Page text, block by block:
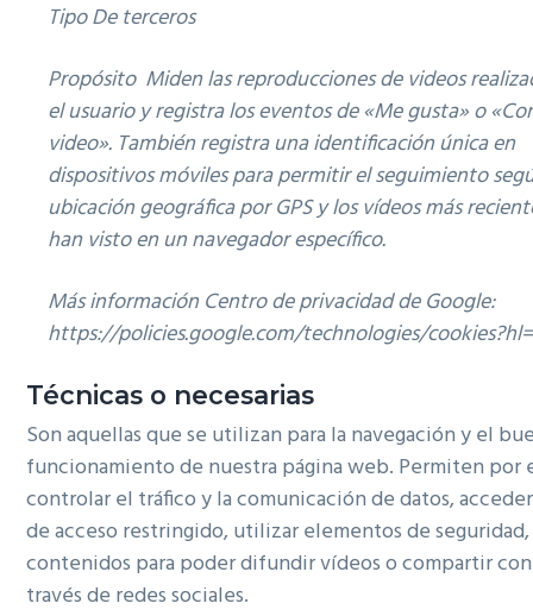
Tipo De terceros
Propósito Miden las reproducciones de videos
el usuario y registra los eventos de «Me gusta» o
video». También registra una identificación única en
dispositivos móviles para permitir el seguimiento
ubicación geográfica por GPS y los vídeos más
han visto en un navegador específico.
Más información Centro de privacidad de Google:
https://policies.google.com/technologies/
Técnicas o necesarias
Son aquellas que se utilizan para la navegación y el
funcionamiento de nuestra página web. Permiten por
controlar el tráfico y la comunicación de datos,
de acceso restringido, utilizar elementos de
contenidos para poder difundir vídeos o compartir
través de redes sociales.